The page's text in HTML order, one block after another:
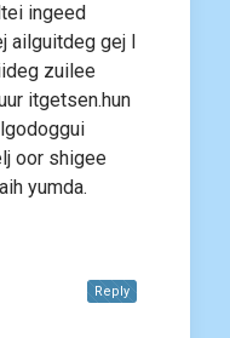
ingeed
ailguitdeg gej l
zuilee
itgetsen.hun
oor shigee
yumda.
Reply